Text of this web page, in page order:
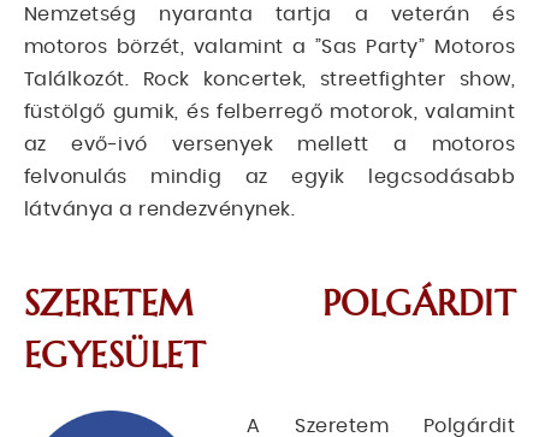
Nemzetség nyaranta tartja a veterán és
motoros börzét, valamint a ”Sas Party” Motoros
Találkozót. Rock koncertek, streetfighter show,
füstölgő gumik, és felberregő motorok, valamint
az evő-ivó versenyek mellett a motoros
felvonulás mindig az egyik legcsodásabb
látványa a rendezvénynek.
SZERETEM POLGÁRDIT
EGYESÜLET
A Szeretem Polgárdit